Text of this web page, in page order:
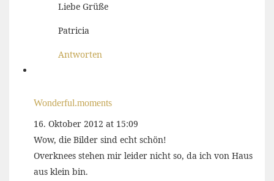
Liebe Grüße
Patricia
Antworten
Wonderful.moments
16. Oktober 2012 at 15:09
Wow, die Bilder sind echt schön!
Overknees stehen mir leider nicht so, da ich von Haus
aus klein bin.